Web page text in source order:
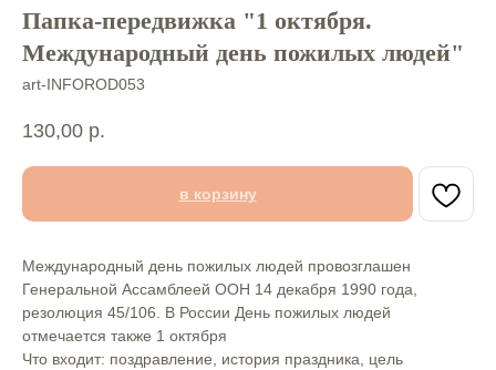
Папка-передвижка "1 октября.
Международный день пожилых людей"
art-INFOROD053
130,00 р.
в корзину
Международный день пожилых людей провозглашен
Генеральной Ассамблеей ООН 14 декабря 1990 года,
резолюция 45/106. В России День пожилых людей
отмечается также 1 октября
Что входит: поздравление, история праздника, цель